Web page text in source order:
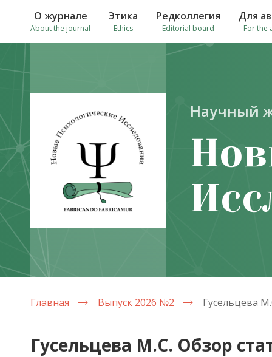
О журнале
About the journal
Этика
Ethics
Редколлегия
Editorial board
Для
For the
Научный
Главная Выпуск 2026 №2
Гусельцева М.С. Обзор